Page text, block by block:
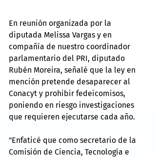
En reunión organizada por la
diputada Melissa Vargas y en
compañía de nuestro coordinador
parlamentario del PRI, diputado
Rubén Moreira, señalé que la ley en
mención pretende desaparecer al
Conacyt y prohibir fedeicomisos,
poniendo en riesgo investigaciones
que requieren ejecutarse cada año.
"Enfaticé que como secretario de la
Comisión de Ciencia, Tecnología e